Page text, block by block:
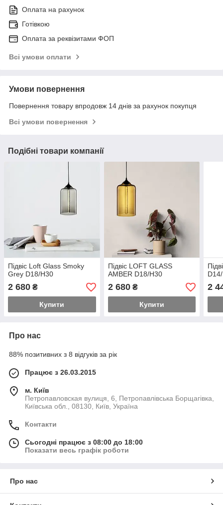
Оплата на рахунок
Готівкою
Оплата за реквізитами ФОП
Всі умови оплати
Умови повернення
Повернення товару впродовж 14 днів за рахунок покупця
Всі умови повернення
Подібні товари компанії
Підвіс Loft Glass Smoky
Grey D18/H30
2 680 ₴
Купити
Підвіс LOFT GLASS
AMBER D18/H30
2 680₴
Купити
2
Про нас
88% позитивних з 8 відгуків за рік
Працює з 26.03.2015
м. Київ
Петропавловская вулиця, 6, Петропавлівська Борщагівка,
Київська обл., 08130, Київ, Україна
Контакти
Сьогодні працює з 08:00 до 18:00
Показати весь графік роботи
Про нас